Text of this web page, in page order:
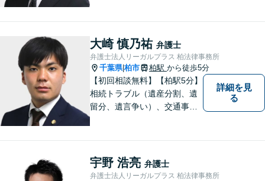
大崎 慎乃祐 弁護士
弁護士法人リーガルプラス 柏法律事務所
千葉県|柏市 柏駅 から徒歩5分
【初回相談無料】【柏駅5分】
相続トラブル（遺産分割、遺
留分、遺言争い）、交通事故
詳細を見
る
宇野 浩亮 弁護士
弁護士法人リーガルプラス 柏法律事務所